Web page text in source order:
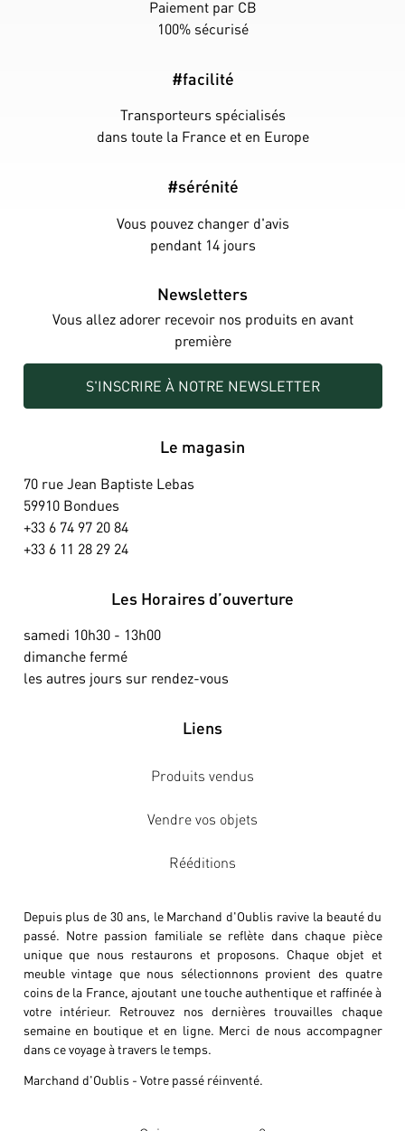
Paiement par CB
100% sécurisé
#facilité
Transporteurs spécialisés
dans toute la France et en Europe
#sérénité
Vous pouvez changer d'avis
pendant 14 jours
Newsletters
Vous allez adorer recevoir nos produits en avant
première
S'INSCRIRE À NOTRE NEWSLETTER
Le magasin
70 rue Jean Baptiste Lebas
59910 Bondues
+33 6 74 97 20 84
+33 6 11 28 29 24
Les Horaires d’ouverture
samedi 10h30 - 13h00
dimanche fermé
les autres jours sur rendez-vous
Liens
Produits vendus
Vendre vos objets
Rééditions
Depuis plus de 30 ans, le Marchand d'Oublis ravive la beauté du
passé. Notre passion familiale se reflète dans chaque pièce
unique que nous restaurons et proposons. Chaque objet et
meuble vintage que nous sélectionnons provient des quatre
coins de la France, ajoutant une touche authentique et raffinée à
votre intérieur. Retrouvez nos dernières trouvailles chaque
semaine en boutique et en ligne. Merci de nous accompagner
dans ce voyage à travers le temps.
Marchand d'Oublis - Votre passé réinventé.